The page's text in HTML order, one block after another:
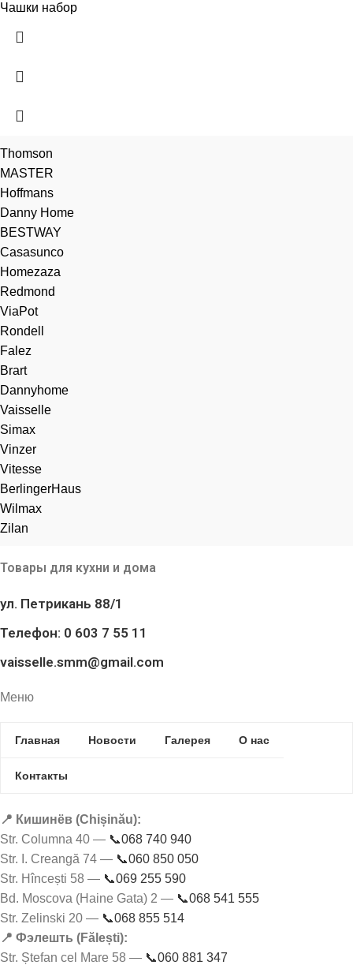
Чашки набор
Thomson
MASTER
Hoffmans
Danny Home
BESTWAY
Casasunco
Homezaza
Redmond
ViaPot
Rondell
Falez
Brart
Dannyhome
Vaisselle
Simax
Vinzer
Vitesse
BerlingerHaus
Wilmax
Zilan
Товары для кухни и дома
ул. Петрикань 88/1
Телефон: 0 603 7 55 11
vaisselle.smm@gmail.com
Меню
Главная Новости Галерея О нас
Контакты
📍 Кишинёв (Chișinău):
Str. Columna 40 — 📞068 740 940
Str. I. Creangă 74 — 📞060 850 050
Str. Hîncești 58 — 📞069 255 590
Bd. Moscova (Haine Gata) 2 — 📞068 541 555
Str. Zelinski 20 — 📞068 855 514
📍 Фэлешть (Fălești):
Str. Ștefan cel Mare 58 — 📞060 881 347